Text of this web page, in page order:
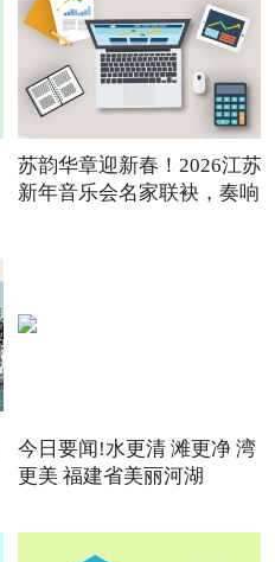
苏韵华章迎新春！2026江苏
新年音乐会名家联袂，奏响
今日要闻!水更清 滩更净 湾
更美 福建省美丽河湖